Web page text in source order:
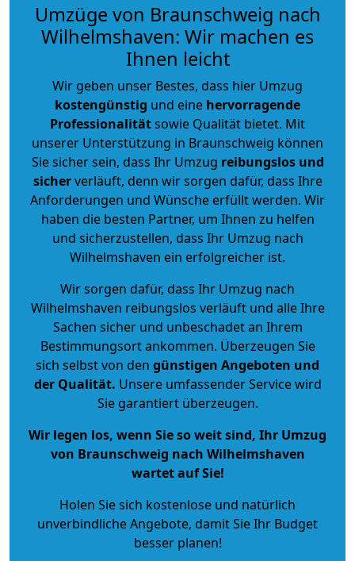
Umzüge von Braunschweig nach
Wilhelmshaven: Wir machen es
Ihnen leicht
Wir geben unser Bestes, dass hier Umzug
kostengünstig und eine hervorragende
Professionalitätsowie Qualität bietet. Mit
unserer Unterstützung in Braunschweig können
Sie sicher sein, dass Ihr Umzug reibungslos und
sicherverläuft, denn wir sorgen dafür, dass Ihre
Anforderungen und Wünsche erfüllt werden. Wir
haben die besten Partner, um Ihnen zu helfen
und sicherzustellen, dass Ihr Umzug nach
Wilhelmshaven ein erfolgreicher ist.
Wir sorgen dafür, dass Ihr Umzug nach
Wilhelmshaven reibungslos verläuft und alle Ihre
Sachen sicher und unbeschadet an Ihrem
Bestimmungsort ankommen. Überzeugen Sie
sich selbst von den günstigen Angeboten und
der Qualität. Unsere umfassender Service wird
Sie garantiert überzeugen.
Wir legen los, wenn Sie so weit sind, Ihr Umzug
von Braunschweig nach Wilhelmshaven
wartet auf Sie!
Holen Sie sich kostenlose und natürlich
unverbindliche Angebote, damit Sie Ihr Budget
besser planen!